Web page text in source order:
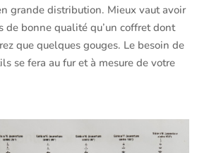
grande distribution. Mieux vaut avoir
de bonne qualité qu’un coffret dont
que quelques gouges. Le besoin de
se fera au fur et à mesure de votre